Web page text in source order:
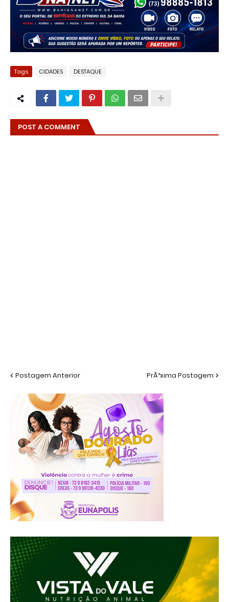
Tags CIDADES DESTAQUE
POST A COMMENT
Postagem Anterior PrÃ³xima Postagem